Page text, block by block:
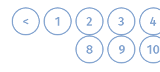
< 1 2 3 4
8
9 10